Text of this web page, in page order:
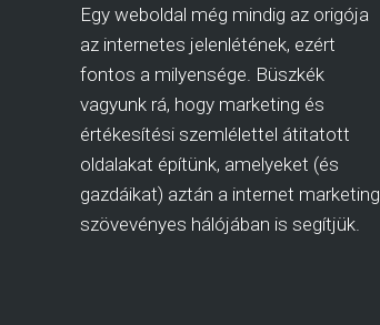
Egy weboldal még mindig az origója
az internetes jelenlétének, ezért
fontos a milyensége. Büszkék
vagyunk rá, hogy marketing és
értékesítési szemlélettel átitatott
oldalakat építünk, amelyeket (és
gazdáikat) aztán a internet marketing
szövevényes hálójában is segítjük.